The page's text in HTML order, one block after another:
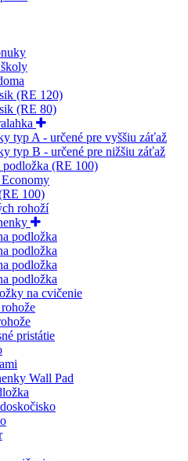
(RE 120)
(RE 80)
typ A - určené pre vyššiu záťaž
typ B - určené pre nižšiu záťaž
(RE 100)
100)
rohoží
podložka
podložka
podložka
podložka
na cvičenie
pristátie
Wall Pad